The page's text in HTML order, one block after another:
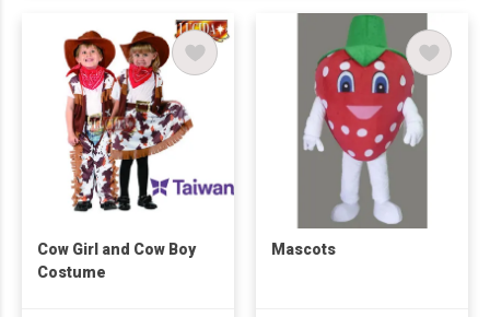
Cow Girl and Cow Boy
Costume
Mascots